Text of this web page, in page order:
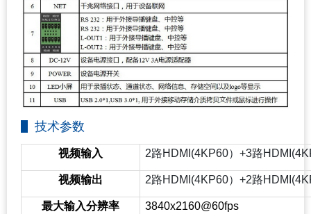
技术参数
视频输入 2路HDMI(4KP60）+3路
视频输出 2路HDMI(4KP60）+2路
最大输入分辨率 3840x2160@60fps